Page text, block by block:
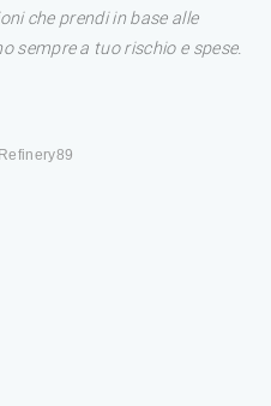
che prendi in base alle
sempre a tuo rischio e spese.